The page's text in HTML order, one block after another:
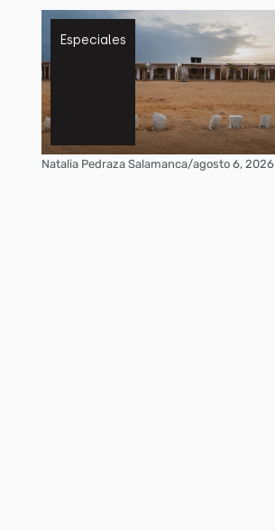
Especiales
Natalia Pedraza Salamanca/agosto 6, 2026